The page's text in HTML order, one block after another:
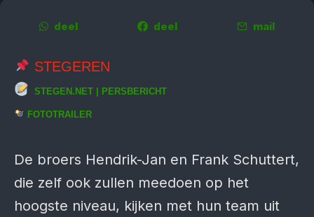
deel deel mail
STEGEREN
STEGEN.NET | PERSBERICHT
FOTOTRAILER
De broers Hendrik-Jan en Frank Schuttert,
die zelf ook zullen meedoen op het
hoogste niveau, kijken met hun team uit